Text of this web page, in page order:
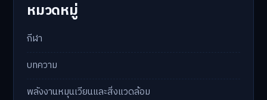
หมวดหมู่
กีฬา
บทความ
พลังงานหมุนเวียนและสิ่งแวดล้อม